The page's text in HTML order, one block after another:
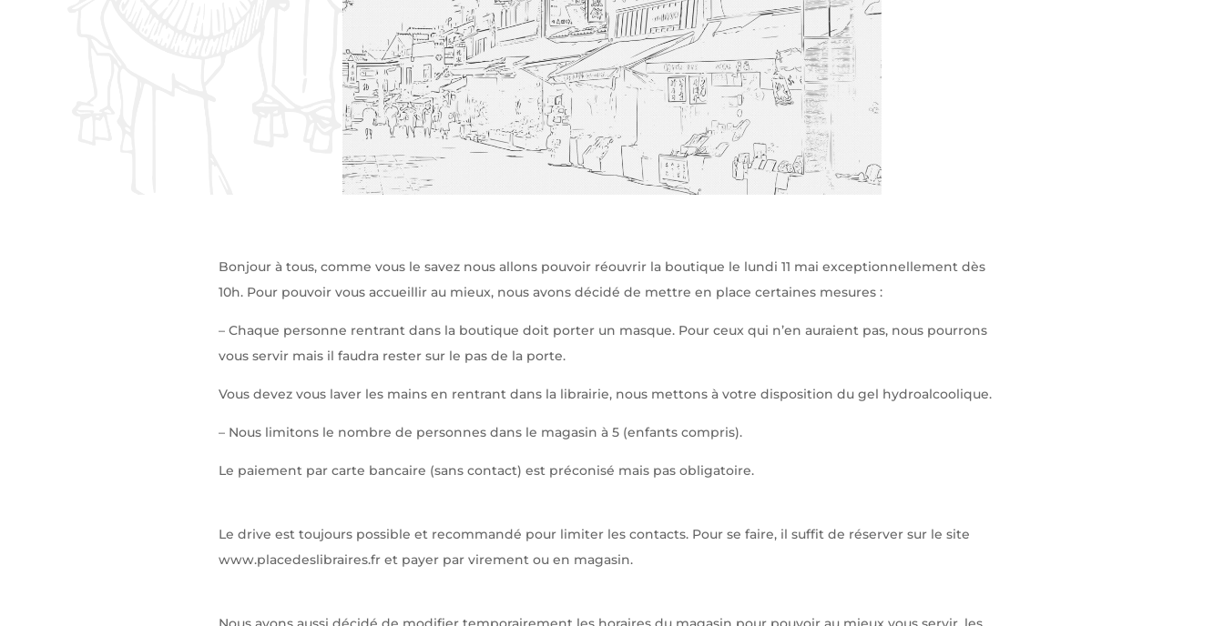
Bonjour à tous, comme vous le savez nous allons pouvoir réouvrir la boutique le lundi 11 mai exceptionnellement dès
10h. Pour pouvoir vous accueillir au mieux, nous avons décidé de mettre en place certaines mesures :
– Chaque personne rentrant dans la boutique doit porter un masque. Pour ceux qui n’en auraient pas, nous pourrons
vous servir mais il faudra rester sur le pas de la porte.
Vous devez vous laver les mains en rentrant dans la librairie, nous mettons à votre disposition du gel hydroalcoolique.
– Nous limitons le nombre de personnes dans le magasin à 5 (enfants compris).
Le paiement par carte bancaire (sans contact) est préconisé mais pas obligatoire.
Le drive est toujours possible et recommandé pour limiter les contacts. Pour se faire, il suffit de réserver sur le site
www.placedeslibraires.fr et payer par virement ou en magasin.